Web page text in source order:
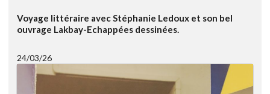
Voyage littéraire avec Stéphanie Ledoux et son bel
ouvrage Lakbay-Echappées dessinées.
24/03/26